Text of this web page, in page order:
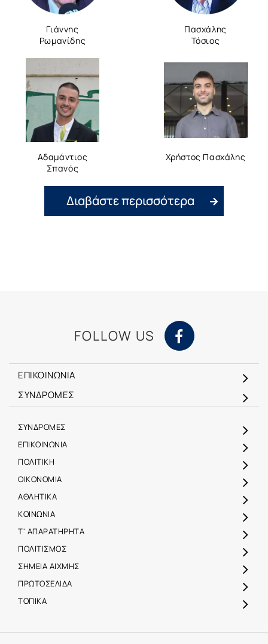
Γιάννης
Ρωμανίδης
Πασχάλης
Τόσιος
Αδαμάντιος
Σπανός
Χρήστος Πασχάλης
Διαβάστε περισσότερα
FOLLOW US
ΕΠΙΚΟΙΝΩΝΙΑ
ΣΥΝΔΡΟΜΕΣ
ΣΥΝΔΡΟΜΕΣ
ΕΠΙΚΟΙΝΩΝΙΑ
ΠΟΛΙΤΙΚΗ
ΟΙΚΟΝΟΜΙΑ
ΑΘΛΗΤΙΚΑ
ΚΟΙΝΩΝΙΑ
Τ' ΑΠΑΡΑΤΗΡΗΤΑ
ΠΟΛΙΤΙΣΜΟΣ
ΣΗΜΕΙΑ ΑΙΧΜΗΣ
ΠΡΩΤΟΣΕΛΙΔΑ
ΤΟΠΙΚΑ